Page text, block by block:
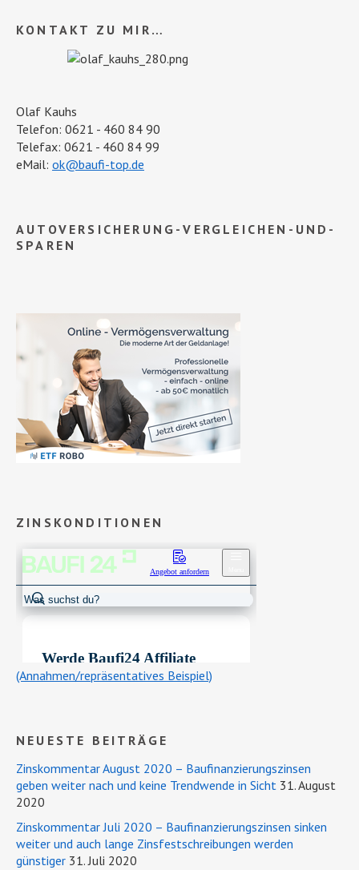
KONTAKT ZU MIR…
Olaf Kauhs
Telefon: 0621 - 460 84 90
Telefax: 0621 - 460 84 99
eMail: ok@baufi-top.de
AUTOVERSICHERUNG-VERGLEICHEN-UND-
SPAREN
ZINSKONDITIONEN
(Annahmen/repräsentatives Beispiel)
NEUESTE BEITRÄGE
Zinskommentar August 2020 – Baufinanzierungszinsen
geben weiter nach und keine Trendwende in Sicht 31. August
2020
Zinskommentar Juli 2020 – Baufinanzierungszinsen sinken
weiter und auch lange Zinsfestschreibungen werden
günstiger 31. Juli 2020